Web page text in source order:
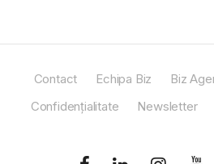
Contact Echipa Biz Biz
Confidențialitate
Newsletter